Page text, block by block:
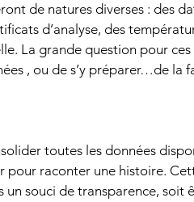
de natures diverses : des
d’analyse, des
La grande question pour
, ou de s’y préparer…de la
toutes les données
pour raconter une histoire.
un souci de transparence,